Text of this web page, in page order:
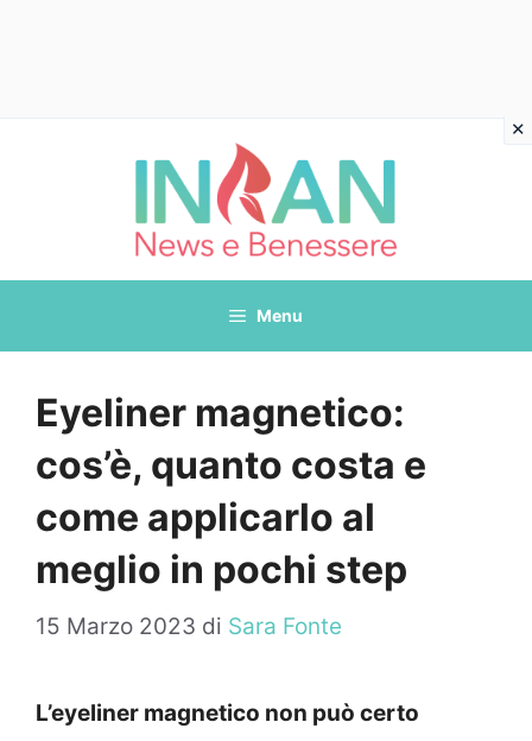
Menu
Eyeliner magnetico:
cos’è, quanto costa e
come applicarlo al
meglio in pochi step
15 Marzo 2023 di Sara Fonte
L’eyeliner magnetico non può certo